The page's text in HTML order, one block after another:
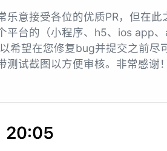
乐意接受各位的优质PR，但在
平台的（小程序、h5、ios app
希望在您修复bug并提交之前尽
测试截图以方便审核。非常感谢